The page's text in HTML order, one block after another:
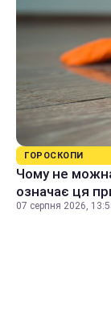
ГОРОСКОПИ
Чому не
означає ця
07 серпня 2026,